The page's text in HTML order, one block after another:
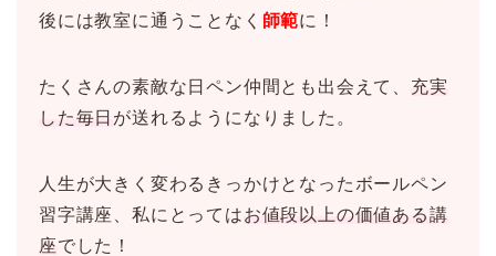
後には教室に通うことなく 師範に！
たくさんの素敵な日ペン仲間とも出会えて、 充実
した毎日 が送れるようになりました。
人生が大きく変わるきっかけとなったボールペン
習字講座、私にとってはお値段以上の価値ある講
座でした！